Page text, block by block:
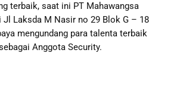
terbaik, saat ini PT Mahawangsa
Jl Laksda M Nasir no 29 Blok G – 18
mengundang para talenta terbaik
Anggota Security.